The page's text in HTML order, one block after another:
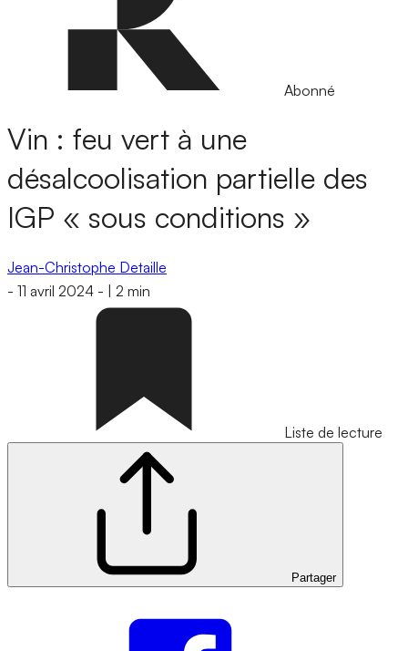
Abonné
Vin : feu vert à une
désalcoolisation partielle des
IGP « sous conditions »
Jean-Christophe Detaille
- 11 avril 2024 - 2 min
Liste de lecture
Partager